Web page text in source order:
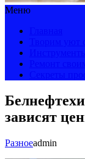
Меню
зависят
Разноеadmin